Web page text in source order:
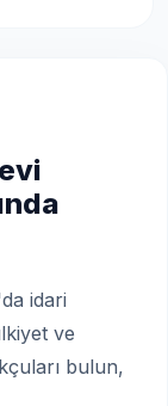
idari
ve
bulun,